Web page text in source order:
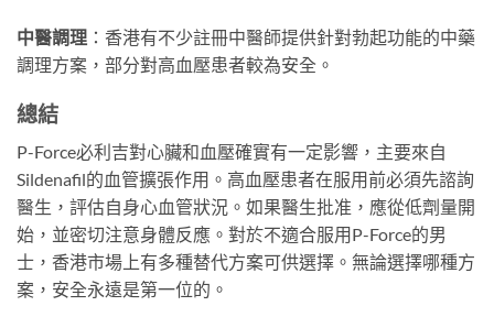
中醫調理 ：香港有不少註冊中醫師提供針對勃起功能的中藥
調理方案，部分對高血壓患者較為安全。
總結
P-Force必利吉對心臟和血壓確實有一定影響，主要來自
Sildenafil的血管擴張作用。高血壓患者在服用前必須先諮詢
醫生，評估自身心血管狀況。如果醫生批准，應從低劑量開
始，並密切注意身體反應。對於不適合服用P-Force的男
士，香港市場上有多種替代方案可供選擇。無論選擇哪種方
案，安全永遠是第一位的。